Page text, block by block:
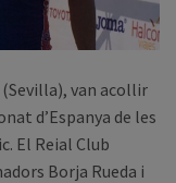
(Sevilla), van acollir
d’Espanya de les
El Reial Club
Borja Rueda i